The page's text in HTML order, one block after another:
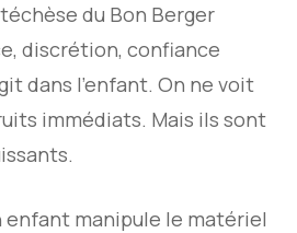
du Bon Berger
discrétion, confiance
dans l’enfant. On ne voit
immédiats. Mais ils sont
enfant manipule le matériel